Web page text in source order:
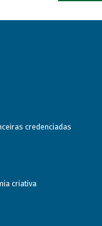
credenciadas
criativa